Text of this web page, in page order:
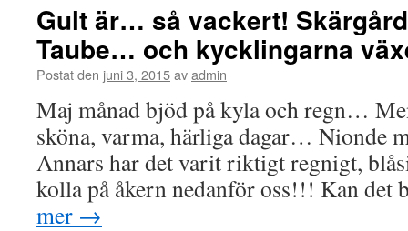
Gult är… så vackert!
Taube… och kycklingarna
Postat den juni 3, 2015avadmin
Maj månad bjöd på kyla och regn…
sköna, varma, härliga dagar… Nionde
Annars har det varit riktigt regnigt,
kolla på åkern nedanför oss!!! Kan
mer →